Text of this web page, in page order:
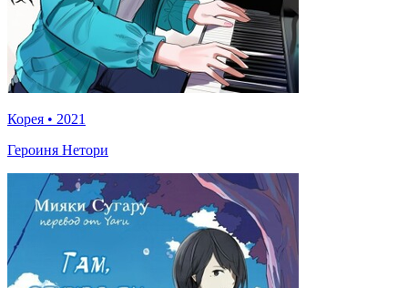
Корея • 2021
Героиня Нетори